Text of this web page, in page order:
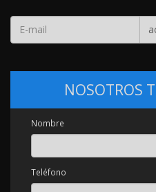
NOSOTROS
Nombre
Teléfono